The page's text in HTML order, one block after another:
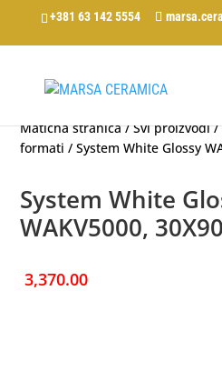
+381 63 142 5554
Matična stranica/Svi proizvodi/
formati / System White Glossy
System White
WAKV5000, 30X90
3,370.00